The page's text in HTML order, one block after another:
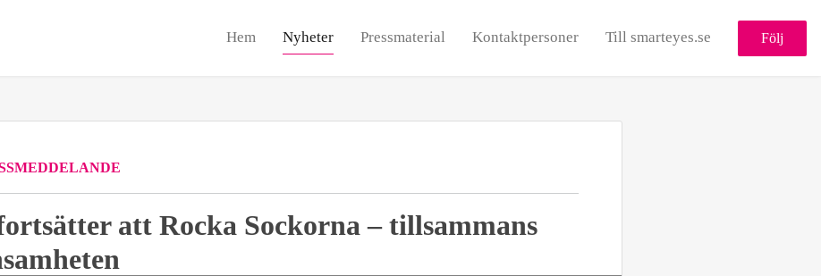
Hem Nyheter Pressmaterial Kontaktpersoner Till smarteyes.se Följ
att Rocka Sockorna – tillsammans